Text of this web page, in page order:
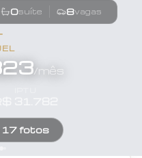
0suíte 8vagas
/mês
17fotos